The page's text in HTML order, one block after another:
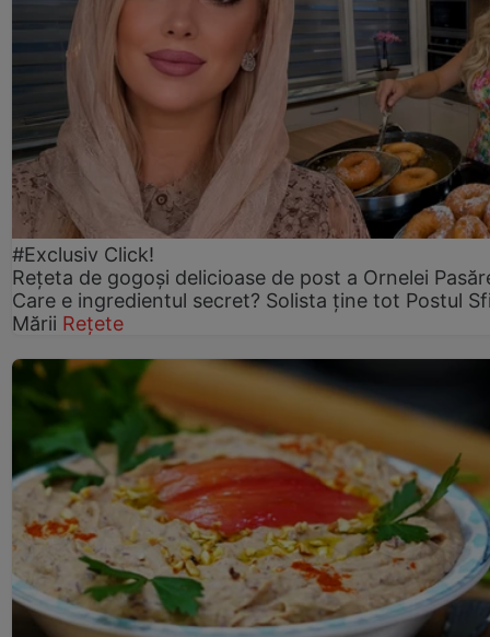
#Exclusiv Click!
Rețeta de gogoşi delicioase de post a Ornelei
Care e ingredientul secret? Solista ține tot Postul
Mării Rețete